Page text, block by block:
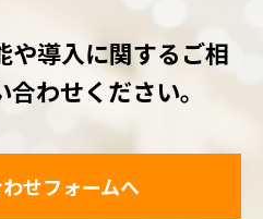
や導入に関するご相
わせください。
せフォームへ